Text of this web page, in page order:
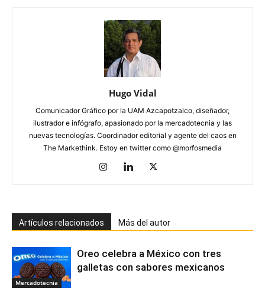
Hugo Vidal
Comunicador Gráfico por la UAM Azcapotzalco, diseñador,
ilustrador e infógrafo, apasionado por la mercadotecnia y las
nuevas tecnologías. Coordinador editorial y agente del caos en
The Markethink. Estoy en twitter como @morfosmedia
Artículos relacionados Más del autor
Mercadotecnia
Oreo celebra a México con tres
galletas con sabores mexicanos